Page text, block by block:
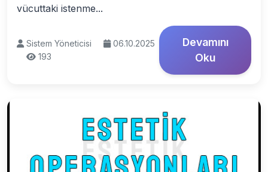
vücuttaki istenme...
Sistem Yöneticisi
06.10.2025
193
Devamını
Oku